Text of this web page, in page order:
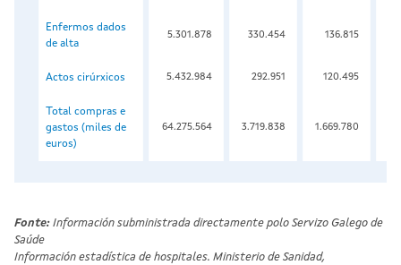
Enfermos dados
de alta
5.301.878 330.454 136.815
Actos cirúrxicos 5.432.984 292.951 120.495
Total compras e
gastos (miles de
euros)
64.275.564 3.719.838 1.669.780
Fonte: Información subministrada directamente polo Servizo Galego de
Saúde
Información estadística de hospitales. Ministerio de Sanidad,